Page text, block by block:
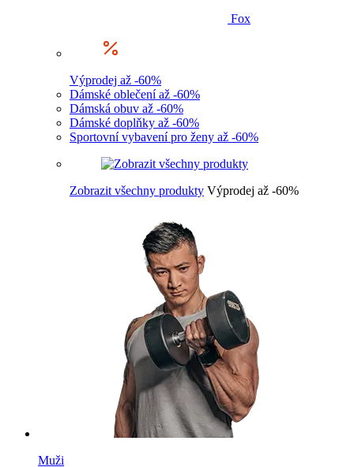
Fox
Výprodej až -60%
Dámské oblečení až -60%
Dámská obuv až -60%
Dámské doplňky až -60%
Sportovní vybavení pro ženy až -60%
Zobrazit všechny produkty Výprodej až -60%
Muži